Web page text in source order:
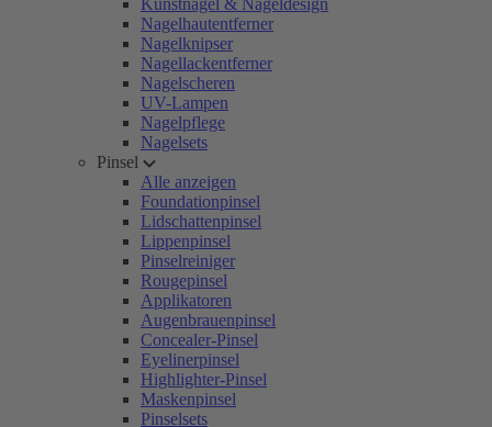
Kunstnägel & Nageldesign
Nagelhautentferner
Nagelknipser
Nagellackentferner
Nagelscheren
UV-Lampen
Nagelpflege
Nagelsets
Pinsel
Alle anzeigen
Foundationpinsel
Lidschattenpinsel
Lippenpinsel
Pinselreiniger
Rougepinsel
Applikatoren
Augenbrauenpinsel
Concealer-Pinsel
Eyelinerpinsel
Highlighter-Pinsel
Maskenpinsel
Pinselsets